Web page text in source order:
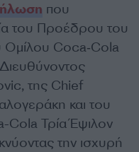
που
του Προέδρου του
Ομίλου Coca‑Cola
της Chief
και του
Cola Τρία Έψιλον
την ισχυρή